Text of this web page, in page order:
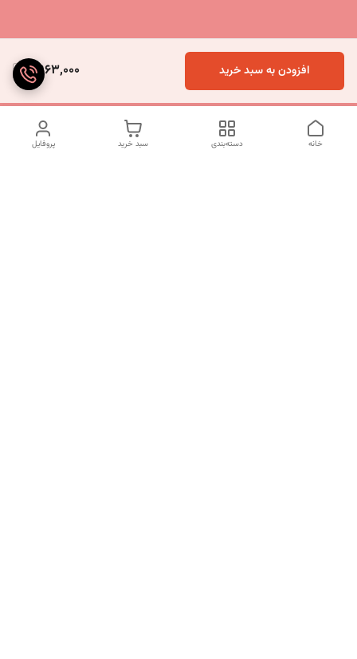
9,963,000 افزودن به سبد خرید
پروفایل سبد خرید دسته‌بندی خانه